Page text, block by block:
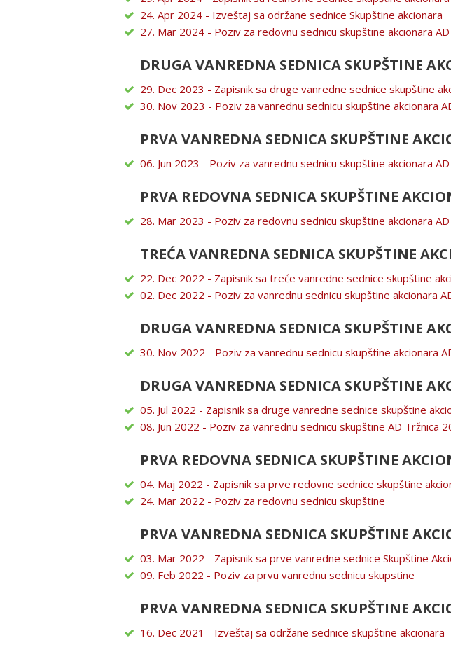
24. Apr 2024 - Izveštaj sa održane sednice Skupštine akcionara
27. Mar 2024 - Poziv za redovnu sednicu skupštine akcionara
DRUGA VANREDNA SEDNICA SKUPŠTINE
29. Dec 2023 - Zapisnik sa druge vanredne sednice skupštine
30. Nov 2023 - Poziv za vanrednu sednicu skupštine akcionara
PRVA VANREDNA SEDNICA SKUPŠTINE
06. Jun 2023 - Poziv za vanrednu sednicu skupštine akcionara
PRVA REDOVNA SEDNICA SKUPŠTINE
28. Mar 2023 - Poziv za redovnu sednicu skupštine akcionara
TREĆA VANREDNA SEDNICA SKUPŠTINE
22. Dec 2022 - Zapisnik sa treće vanredne sednice skupštine
02. Dec 2022 - Poziv za vanrednu sednicu skupštine akcionara
DRUGA VANREDNA SEDNICA SKUPŠTINE
30. Nov 2022 - Poziv za vanrednu sednicu skupštine akcionara
DRUGA VANREDNA SEDNICA SKUPŠTINE
05. Jul 2022 - Zapisnik sa druge vanredne sednice skupštine
08. Jun 2022 - Poziv za vanrednu sednicu skupštine AD Tržnica
PRVA REDOVNA SEDNICA SKUPŠTINE
04. Maj 2022 - Zapisnik sa prve redovne sednice skupštine
24. Mar 2022 - Poziv za redovnu sednicu skupštine
PRVA VANREDNA SEDNICA SKUPŠTINE
03. Mar 2022 - Zapisnik sa prve vanredne sednice Skupštine
09. Feb 2022 - Poziv za prvu vanrednu sednicu skupstine
PRVA VANREDNA SEDNICA SKUPŠTINE
16. Dec 2021 - Izveštaj sa održane sednice skupštine akcionara